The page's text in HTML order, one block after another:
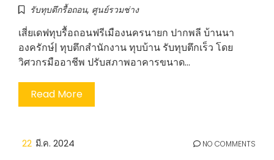
รับทุบตึกรื้อถอน, ศูนย์รวมช่าง
เสี่ยเดฟทุบรื้อถอนฟรีเมืองนครนายก ปากพลี บ้านนา
องครักษ์| ทุบตึกสำนักงาน ทุบบ้าน รับทุบตึกเร็ว โดย
วิศวกรมืออาชีพ ปรับสภาพอาคารขนาด…
Read More
22 มี.ค. 2024 NO COMMENTS